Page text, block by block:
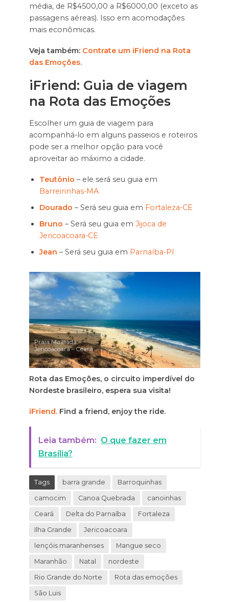
média, de R$4500,00 a R$6000,00 (exceto as
passagens aéreas). Isso em acomodações
mais econômicas.
Veja também: Contrate um iFriend na Rota
das Emoções.
iFriend: Guia de viagem
na Rota das Emoções
Escolher um guia de viagem para
acompanhá-lo em alguns passeios e roteiros
pode ser a melhor opção para você
aproveitar ao máximo a cidade.
Teutônio – ele será seu guia em
Barreirinhas-MA
Dourado – Será seu guia em Fortaleza-CE
Bruno – Será seu guia em Jijoca de
Jericoacoara-CE
Jean – Será seu guia em Parnaíba-PI
Praia Malhada –
Jericoacoara – Ceará
Rota das Emoções, o circuito imperdível do
Nordeste brasileiro, espera sua visita!
iFriend.Find a friend, enjoy the ride.
Leia também: O que fazer em
Brasília?
Tags barra grande Barroquinhas
camocim Canoa Quebrada canoinhas
Ceará Delta do Parnaíba Fortaleza
Ilha Grande Jericoacoara
lençóis maranhenses Mangue seco
Maranhão Natal nordeste
Rio Grande do Norte Rota das emoções
São Luis